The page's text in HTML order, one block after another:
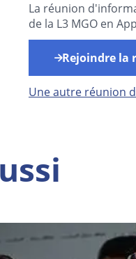
La réunion
de la L3 MGO en
Rejoindre la
Une autre réunion